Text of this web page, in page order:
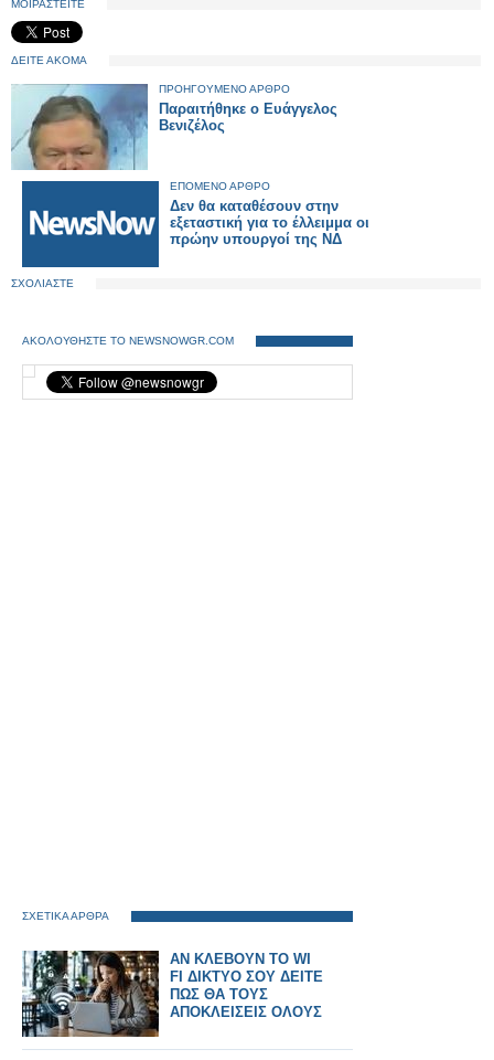
ΜΟΙΡΑΣΤΕΙΤΕ
ΔΕΙΤΕ ΑΚΟΜΑ
ΠΡΟΗΓΟΥΜΕΝΟ ΑΡΘΡΟ
Παραιτήθηκε ο Ευάγγελος
Βενιζέλος
ΕΠΟΜΕΝΟ ΑΡΘΡΟ
Δεν θα καταθέσουν στην
εξεταστική για το έλλειμμα οι
πρώην υπουργοί της ΝΔ
ΣΧΟΛΙΑΣΤΕ
ΑΚΟΛΟΥΘΗΣΤΕ ΤΟ NEWSNOWGR.COM
ΣΧΕΤΙΚΑ ΑΡΘΡΑ
ΑΝ ΚΛΕΒΟΥΝ ΤΟ WI
FI ΔΙΚΤΥΟ ΣΟΥ ΔΕΙΤΕ
ΠΩΣ ΘΑ ΤΟΥΣ
ΑΠΟΚΛΕΙΣΕΙΣ ΟΛΟΥΣ